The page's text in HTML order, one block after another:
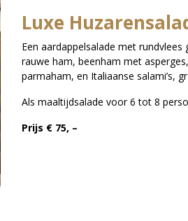
Luxe
Een aardappelsalade met
rauwe ham, beenham met
parmaham, en Italiaanse salami’s,
Als maaltijdsalade voor 6 tot 8
Prijs € 75, –